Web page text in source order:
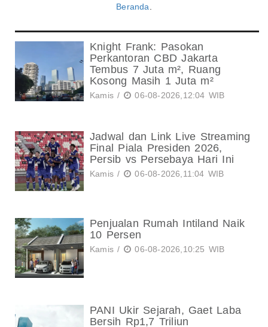
Beranda
Knight Frank: Pasokan
Perkantoran CBD Jakarta
Tembus 7 Juta m², Ruang
Kosong Masih 1 Juta m²
Kamis / 06-08-2026,12:04 WIB
Jadwal dan Link Live Streaming
Final Piala Presiden 2026,
Persib vs Persebaya Hari Ini
Kamis / 06-08-2026,11:04 WIB
Penjualan Rumah Intiland Naik
10 Persen
Kamis / 06-08-2026,10:25 WIB
PANI Ukir Sejarah, Gaet Laba
Bersih Rp1,7 Triliun